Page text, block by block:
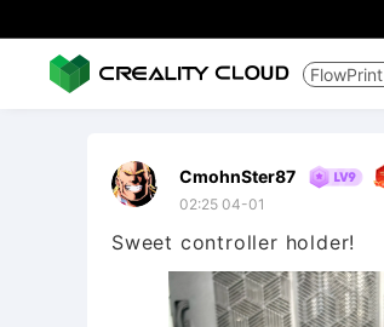
FlowPrint
CmohnSter87
02:25 04-01
Sweet controller holder!